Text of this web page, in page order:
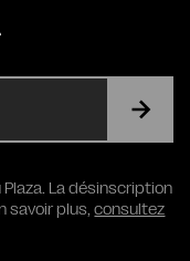
La désinscription
savoir plus,consultez